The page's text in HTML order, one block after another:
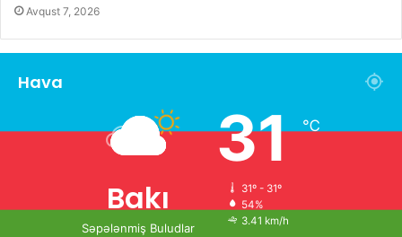
Avqust 7, 2026
Hava
Bakı
Səpələnmiş Buludlar
31℃
31º - 31º
54%
3.41 km/h